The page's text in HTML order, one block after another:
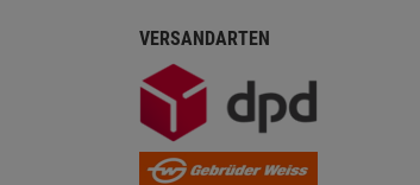
VERSANDARTEN